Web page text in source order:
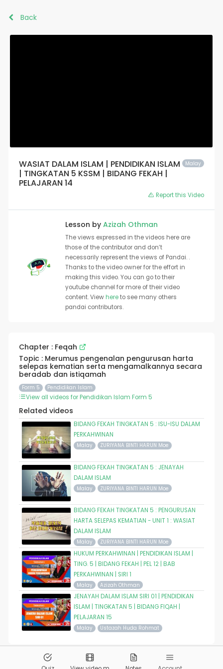
Back
Malay
WASIAT DALAM ISLAM | PENDIDIKAN ISLAM
| TINGKATAN 5 KSSM | BIDANG FEKAH |
PELAJARAN 14
Report this Video
Lesson by Azizah Othman
The views expressed in the videos here are
those of the contributor and don’t
necessarily represent the views of Pandai. .
Thanks to the video owner for the effort in
making this video. You can go to their
youtube channel for more of their video
content. Viewhereto see many others
pandai contributors.
Chapter : Feqah
Topic : Merumus pengenalan pengurusan harta
selepas kematian serta mengamalkannya secara
beradab dan istiqamah
Form 5 Pendidikan Islam
View all videos for Pendidikan Islam Form 5
Related videos
BIDANG FEKAH TINGKATAN 5 : ISU-ISU DALAM
PERKAHWINAN
Malay ZURIYANA BINTI HARUN Moe
BIDANG FEKAH TINGKATAN 5 : JENAYAH
DALAM ISLAM
Malay ZURIYANA BINTI HARUN Moe
BIDANG FEKAH TINGKATAN 5 : PENGURUSAN
HARTA SELEPAS KEMATIAN - UNIT 1 : WASIAT
DALAM ISLAM
Malay ZURIYANA BINTI HARUN Moe
HUKUM PERKAHWINAN | PENDIDIKAN ISLAM |
TING. 5 | BIDANG FEKAH | PEL 12 | BAB
PERKAHWINAN | SIRI 1
Malay Azizah Othman
JENAYAH DALAM ISLAM SIRI 01 | PENDIDIKAN
ISLAM | TINGKATAN 5 | BIDANG FIQAH |
PELAJARAN 15
Malay Ustazah Huda Rohmat